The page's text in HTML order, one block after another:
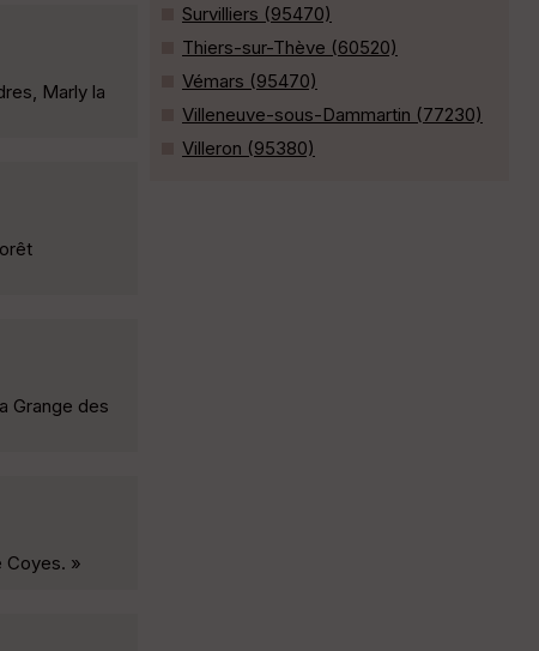
Marly la
Grange des
Coyes. »
Survilliers (95470)
Thiers-sur-Thève (60520)
Vémars (95470)
Villeneuve-sous-Dammartin (77230)
Villeron (95380)